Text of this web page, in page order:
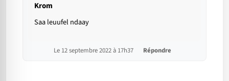
Krom
Saa leuufel ndaay
Le 12 septembre 2022 à 17h37 Répondre